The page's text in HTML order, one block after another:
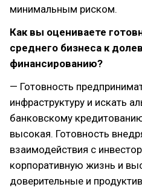
минимальным риском.
Как вы оцениваете
среднего бизнеса к
финансированию?
— Готовность
инфраструктуру и искать
банковскому
высокая. Готовность
взаимодействия с
корпоративную жизнь и
доверительные и